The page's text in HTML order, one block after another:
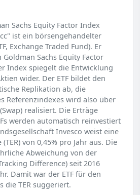
Sachs Equity Factor Index
ist ein börsengehandelter
Exchange Traded Fund). Er
Sachs Equity Factor
Index spiegelt die Entwicklung
wider. Der ETF bildet den
Replikation ab, die
Referenzindexes wird also über
realisiert. Die Erträge
werden automatisch reinvestiert
Invesco weist eine
von 0,45% pro Jahr aus. Die
Abweichung von der
Difference) seit 2016
Damit war der ETF für den
die TER suggeriert.